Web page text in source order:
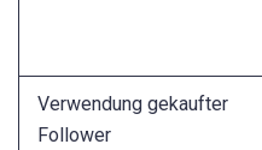
Verwendung gekaufter
Follower